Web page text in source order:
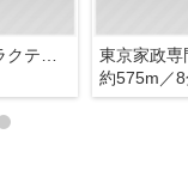
東京家政専
約575m／